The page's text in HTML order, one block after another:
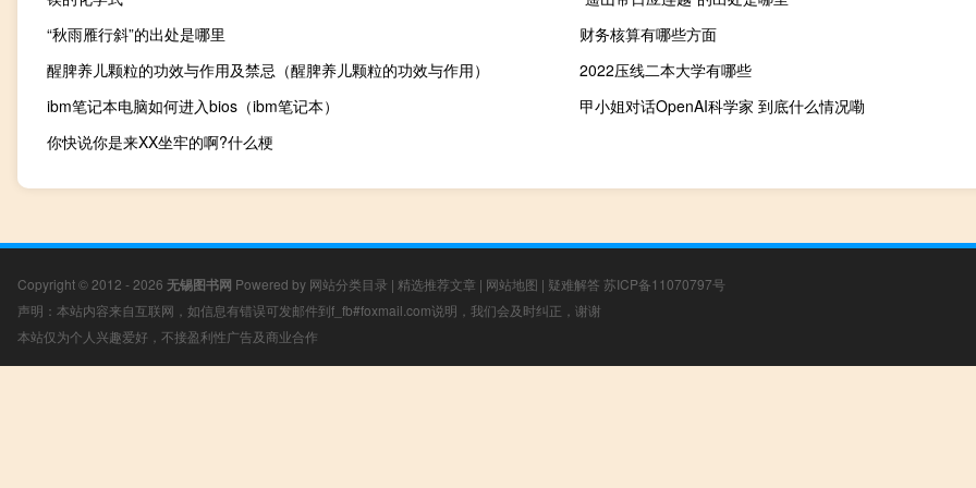
“秋雨雁行斜”的出处是哪里
财务核算有哪些方面
醒脾养儿颗粒的功效与作用及禁忌（醒脾养儿颗粒的功效与作用）
2022压线二本大学有哪些
ibm笔记本电脑如何进入bios（ibm笔记本）
甲小姐对话OpenAI科学家 到底什么情况嘞
你快说你是来XX坐牢的啊?什么梗
Copyright © 2012 - 2026 无锡图书网 Powered by 网站分类目录 | 精选推荐文章 | 网站地图 | 疑难解答 苏ICP备11070797号
声明：本站内容来自互联网，如信息有错误可发邮件到f_fb#foxmail.com说明，我们会及时纠正，谢谢
本站仅为个人兴趣爱好，不接盈利性广告及商业合作